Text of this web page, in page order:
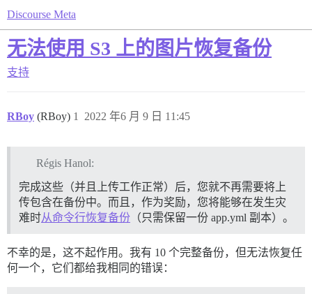
Discourse Meta
无法使用 S3 上的图片恢复备份
支持
RBoy (RBoy) 2022 年6 月 9 日 11:45
1
Régis Hanol:
完成这些（并且上传工作正常）后，您就不再需要将上
传包含在备份中。而且，作为奖励，您将能够在发生灾
难时从命令行恢复备份 （只需保留一份 app.yml 副本）。
不幸的是，这不起作用。我有 10 个完整备份，但无法恢复任
何一个，它们都给我相同的错误：